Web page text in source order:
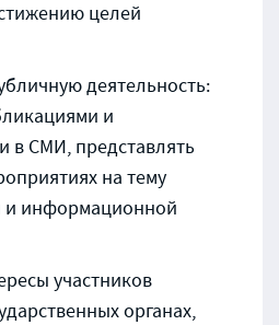
целей
деятельность:
и
в СМИ, представлять
на тему
и информационной
участников
органах,